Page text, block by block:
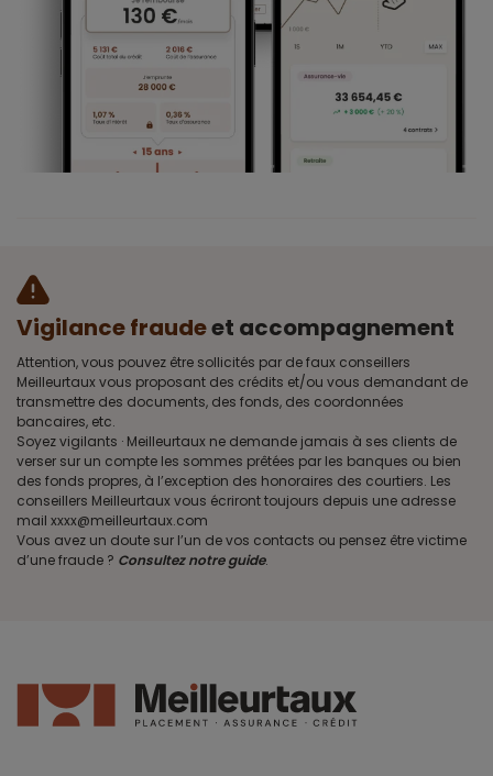
Vigilance fraudeet accompagnement
Attention, vous pouvez être sollicités par de faux conseillers
Meilleurtaux vous proposant des crédits et/ou vous demandant de
transmettre des documents, des fonds, des coordonnées
bancaires, etc.
Soyez vigilants · Meilleurtaux ne demande jamais à ses clients de
verser sur un compte les sommes prêtées par les banques ou bien
des fonds propres, à l’exception des honoraires des courtiers. Les
conseillers Meilleurtaux vous écriront toujours depuis une adresse
mail xxxx@meilleurtaux.com
Vous avez un doute sur l’un de vos contacts ou pensez être victime
d’une fraude ? Consultez notre guide.